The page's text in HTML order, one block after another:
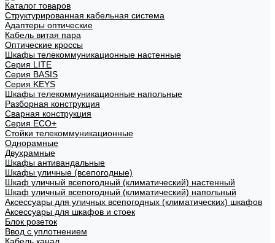
Каталог товаров
Структурированная кабельная система
Адаптеры оптические
Кабель витая пара
Оптические кроссы
Шкафы телекоммуникационные настенные
Cерия LITE
Cерия BASIS
Cерия KEYS
Шкафы телекоммуникационные напольные
Разборная конструкция
Сварная конструкция
Серия ECO+
Стойки телекоммуникационные
Однорамные
Двухрамные
Шкафы антивандальные
Шкафы уличные (всепогодные)
Шкаф уличный всепогодный (климатический) настенный
Шкаф уличный всепогодный (климатический) напольный
Аксессуары для уличных всепогодных (климатических) шкафов
Аксессуары для шкафов и стоек
Блок розеток
Ввод с уплотнением